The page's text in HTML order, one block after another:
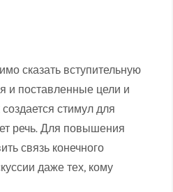
сказать вступительную
и поставленные цели и
стимул для
речь. Для повышения
связь конечного
даже тех, кому